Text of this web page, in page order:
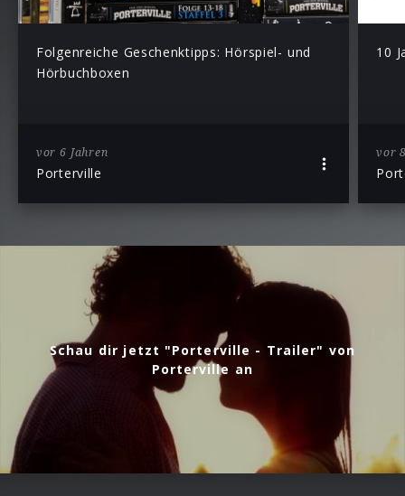
Folgenreiche Geschenktipps: Hörspiel- und
Hörbuchboxen
vor 6 Jahren
Porterville
10
vor
Schau dir jetzt "Porterville - Trailer" von
Porterville an